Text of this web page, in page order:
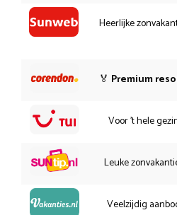
Heerlijke
🏅 Premium
Voor 't hele
Leuke
Veelzijdig